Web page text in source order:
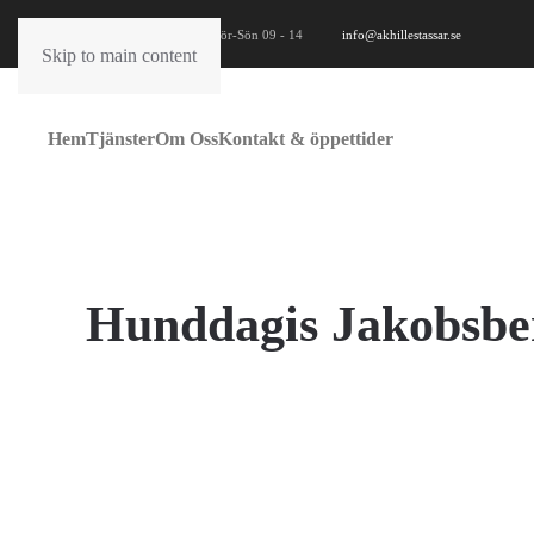
Skip to main content
Måndag - Fredag: 06 - 18 | Lör-Sön 09 - 14 info@akhillestassar.se
HemTjänsterOm OssKontakt & öppettider
Hunddagis